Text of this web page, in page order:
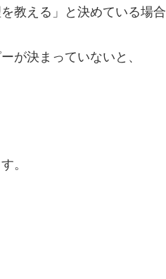
教える」と決めている場合
が決まっていないと、
。